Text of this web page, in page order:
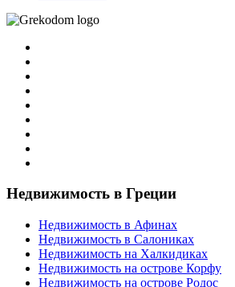
Недвижимость в Греции
Недвижимость в Афинах
Недвижимость в Салониках
Недвижимость на Халкидиках
Недвижимость на острове Корфу
Недвижимость на острове Родос